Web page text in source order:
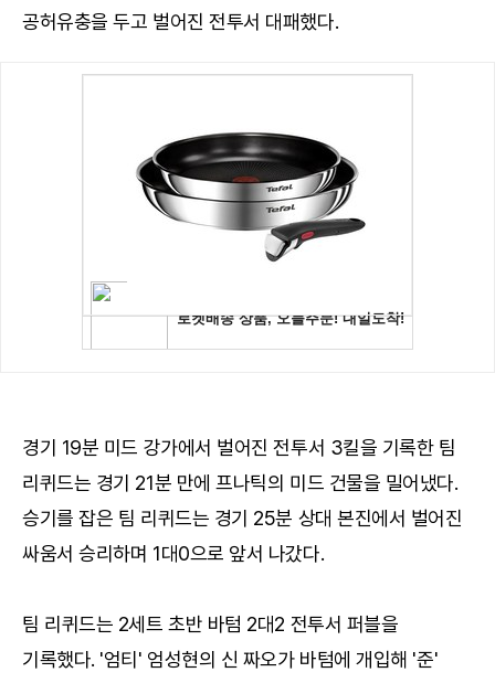
공허유충을 두고 벌어진 전투서 대패했다.
경기 19분 미드 강가에서 벌어진 전투서 3킬을 기록한 팀
리퀴드는 경기 21분 만에 프나틱의 미드 건물을 밀어냈다.
승기를 잡은 팀 리퀴드는 경기 25분 상대 본진에서 벌어진
싸움서 승리하며 1대0으로 앞서 나갔다.
팀 리퀴드는 2세트 초반 바텀 2대2 전투서 퍼블을
기록했다. '엄티' 엄성현의 신 짜오가 바텀에 개입해 '준'